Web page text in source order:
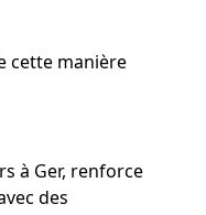
cette manière
à Ger, renforce
des